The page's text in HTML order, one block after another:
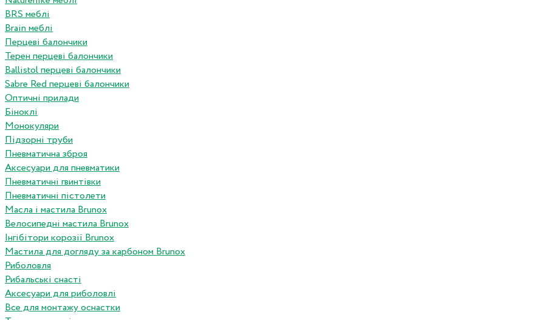
BRS меблі
Brain меблі
Перцеві балончики
Терен перцеві балончики
Ballistol перцеві балончики
Sabre Red перцеві балончики
Оптичні прилади
Біноклі
Монокуляри
Підзорні труби
Пневматична зброя
Аксесуари для пневматики
Пневматичні гвинтівки
Пневматичні пістолети
Масла і мастила Brunox
Велосипедні мастила Brunox
Інгібітори корозії Brunox
Мастила для догляду за карбоном Brunox
Риболовля
Рибальські снасті
Аксесуари для риболовлі
Все для монтажу оснастки